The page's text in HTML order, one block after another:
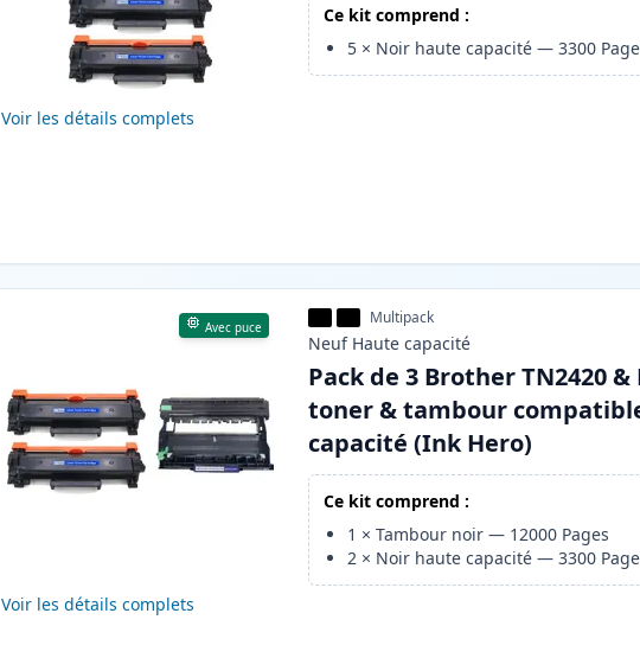
Voir les détails complets
Ce kit comprend :
5 × Noir haute capacité —3300
Avec puce
Voir les détails complets
Multipack
Neuf Haute capacité
Pack de 3 Brother TN2420 &
toner & tambour
capacité (Ink Hero)
Ce kit comprend :
1 ×Tambour noir — 12000 Pages
2 × Noir haute capacité —3300